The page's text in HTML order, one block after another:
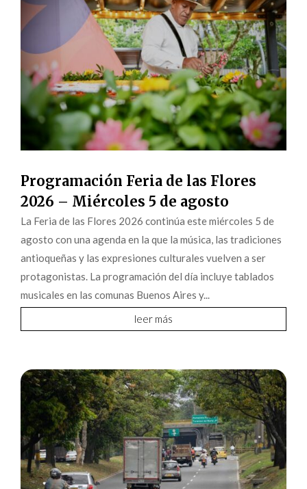
Programación Feria de las Flores
2026 – Miércoles 5 de agosto
La Feria de las Flores 2026 continúa este miércoles 5 de
agosto con una agenda en la que la música, las tradiciones
antioqueñas y las expresiones culturales vuelven a ser
protagonistas. La programación del día incluye tablados
musicales en las comunas Buenos Aires y...
leer más